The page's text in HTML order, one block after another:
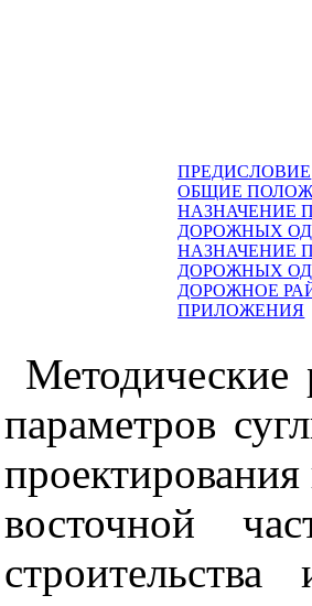
ПРЕДИСЛОВИЕ
ОБЩИЕ
НАЗНАЧЕНИЕ
ДОРОЖНЫХ
НАЗНАЧЕНИЕ
ДОРОЖНЫХ
ДОРОЖНОЕ
ПРИЛОЖЕНИЯ
Методические
параметров
восточной